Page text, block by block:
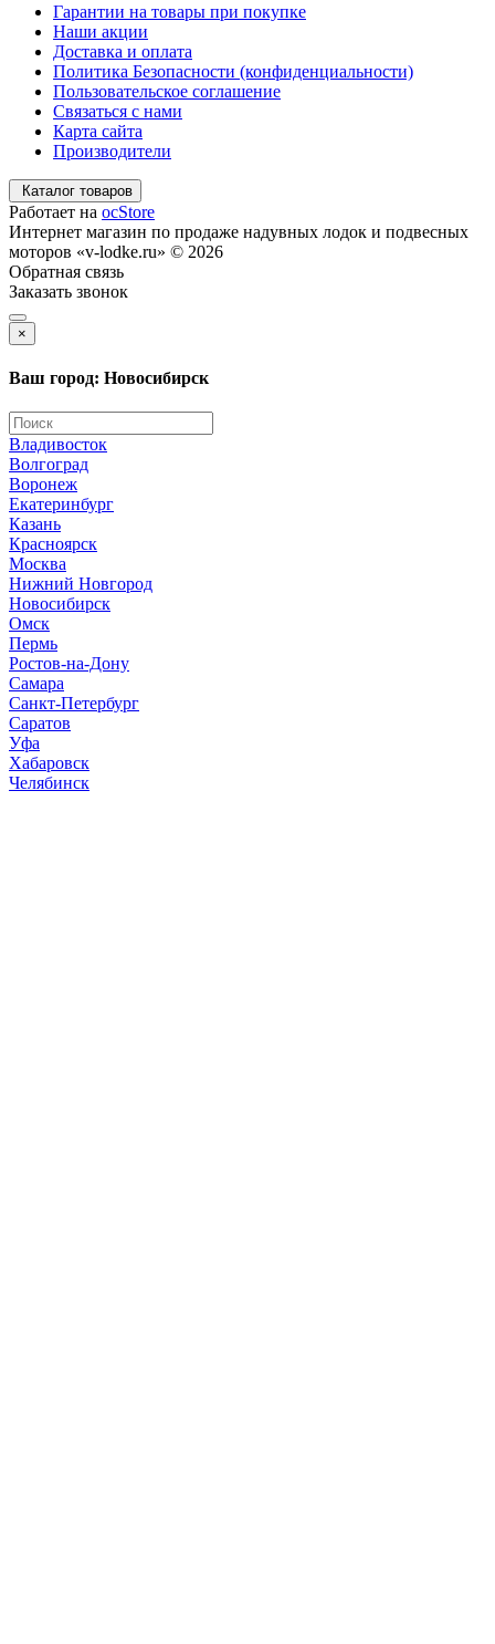
Гарантии на товары при покупке
Наши акции
Доставка и оплата
Политика Безопасности (конфиденциальности)
Пользовательское соглашение
Связаться с нами
Карта сайта
Производители
Каталог товаров
Работает на ocStore
Интернет магазин по продаже надувных лодок и подвесных
моторов «v-lodke.ru» © 2026
Обратная связь
Заказать звонок
×
Ваш город: Новосибирск
Владивосток
Волгоград
Воронеж
Екатеринбург
Казань
Красноярск
Москва
Нижний Новгород
Новосибирск
Омск
Пермь
Ростов-на-Дону
Самара
Санкт-Петербург
Саратов
Уфа
Хабаровск
Челябинск